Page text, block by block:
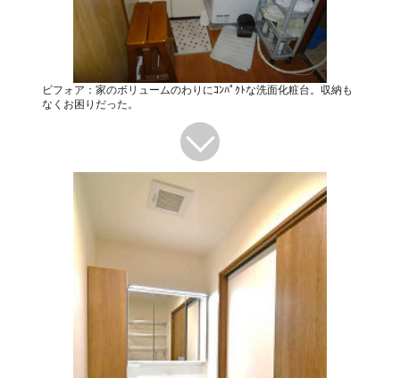
ビフォア：家のボリュームのわりにｺﾝﾊﾟｸﾄな洗面化粧台。収納も
なくお困りだった。